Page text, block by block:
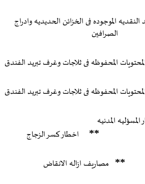
الموجوده فى الخزائن الحديديه وادراج
الصرافين
المحفوظه فى ثلاجات وغرف تبريد الفندق
المحفوظه فى ثلاجات وغرف تبريد الفندق
المدنيه
اخطار كسر الزجاج
**مصاريف ازاله الانقاض